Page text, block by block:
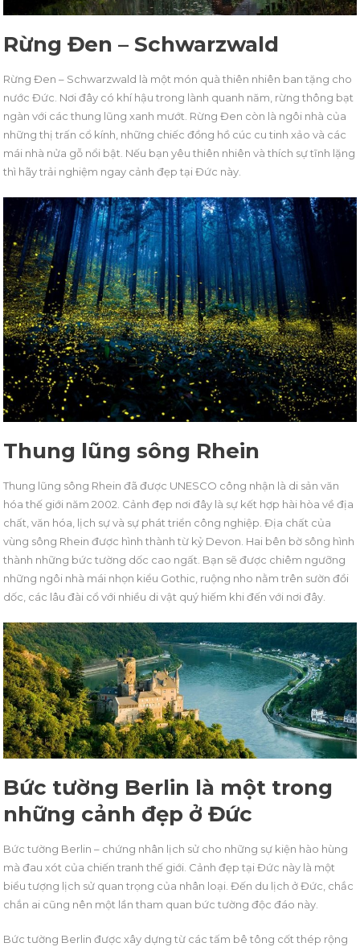
Rừng Đen – Schwarzwald
Rừng Đen – Schwarzwald là một món quà thiên nhiên ban tặng cho
nước Đức. Nơi đây có khí hậu trong lành quanh năm, rừng thông bạt
ngàn với các thung lũng xanh mướt. Rừng Đen còn là ngôi nhà của
những thị trấn cổ kính, những chiếc đồng hồ cúc cu tinh xảo và các
mái nhà nửa gỗ nổi bật. Nếu bạn yêu thiên nhiên và thích sự tĩnh lặng
thì hãy trải nghiệm ngay cảnh đẹp tại Đức này.
Thung lũng sông Rhein
Thung lũng sông Rhein đã được UNESCO công nhận là di sản văn
hóa thế giới năm 2002. Cảnh đẹp nơi đây là sự kết hợp hài hòa về địa
chất, văn hóa, lịch sự và sự phát triển công nghiệp. Địa chất của
vùng sông Rhein được hình thành từ kỷ Devon. Hai bên bờ sông hình
thành những bức tường dốc cao ngất. Bạn sẽ được chiêm ngưỡng
những ngôi nhà mái nhọn kiểu Gothic, ruộng nho nằm trên sườn đồi
dốc, các lâu đài cổ với nhiều di vật quý hiếm khi đến với nơi đây.
Bức tường Berlin là một trong
những cảnh đẹp ở Đức
Bức tường Berlin – chứng nhân lịch sử cho những sự kiện hào hùng
mà đau xót của chiến tranh thế giới. Cảnh đẹp tại Đức này là một
biểu tượng lịch sử quan trọng của nhân loại. Đến du lịch ở Đức, chắc
chắn ai cũng nên một lần tham quan bức tường độc đáo này.
Bức tường Berlin được xây dựng từ các tấm bê tông cốt thép rộng